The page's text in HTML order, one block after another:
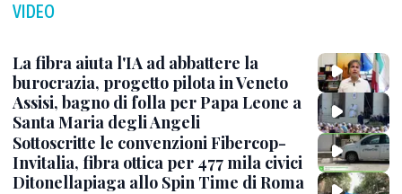
VIDEO
La fibra aiuta l'IA ad abbattere la
burocrazia, progetto pilota in Veneto
Assisi, bagno di folla per Papa Leone a
Santa Maria degli Angeli
Sottoscritte le convenzioni Fibercop-
Invitalia, fibra ottica per 477 mila civici
Ditonellapiaga allo Spin Time di Roma